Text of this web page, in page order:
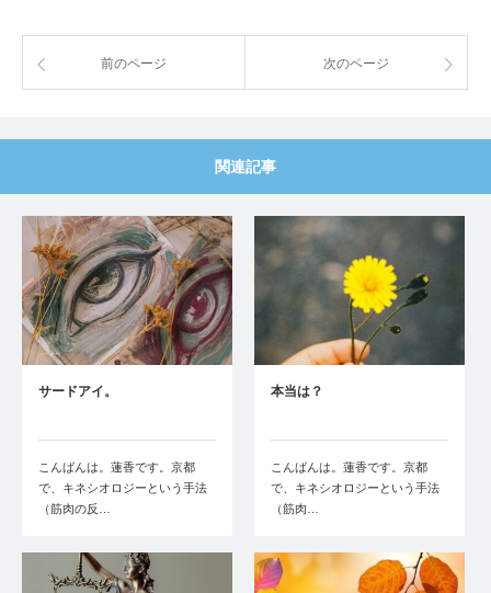
前のページ 次のページ
関連記事
サードアイ。
こんばんは。蓮香です。京都
で、キネシオロジーという手法
（筋肉の反…
本当は？
こんばんは。蓮香です。京都
で、キネシオロジーという手法
（筋肉…